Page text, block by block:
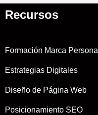
Recursos
Formación Marca Personal
Estrategias Digitales
Diseño de Página Web
Posicionamiento SEO